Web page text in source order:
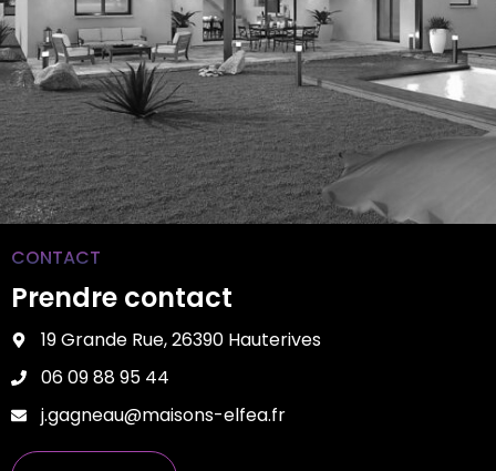
CONTACT
Prendre contact
19 Grande Rue, 26390 Hauterives
06 09 88 95 44
j.gagneau@maisons-elfea.fr